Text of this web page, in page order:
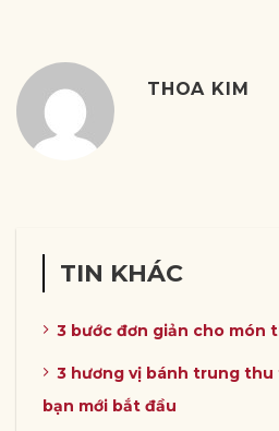
THOA KIM
TIN KHÁC
3 bước đơn giản cho món
3 hương vị bánh trung thu
bạn mới bắt đầu